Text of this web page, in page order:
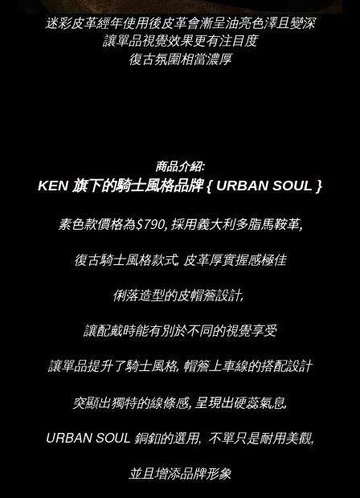
迷彩皮革經年使用後皮革會漸呈油亮色澤且變深
讓單品視覺效果更有注目度
復古氛圍相當濃厚
商品介紹:
KEN 旗下的騎士風格品牌 { URBAN SOUL }
素色款價格為$790, 採用義大利多脂馬鞍革,
復古騎士風格款式, 皮革厚實握感極佳
俐落造型的皮帽簷設計,
讓配戴時能有別於不同的視覺享受
讓單品提升了騎士風格, 帽簷上車線的搭配設計
突顯出獨特的線條感, 呈現出硬蕊氣息,
URBAN SOUL 銅釦的選用, 不單只是耐用美觀,
並且增添品牌形象